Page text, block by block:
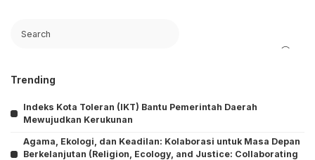
Trending
Indeks Kota Toleran (IKT) Bantu Pemerintah Daerah
Mewujudkan Kerukunan
Agama, Ekologi, dan Keadilan: Kolaborasi untuk Masa Depan
Berkelanjutan (Religion, Ecology, and Justice: Collaborating